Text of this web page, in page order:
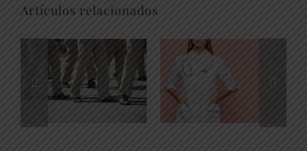
Artículos relacionados